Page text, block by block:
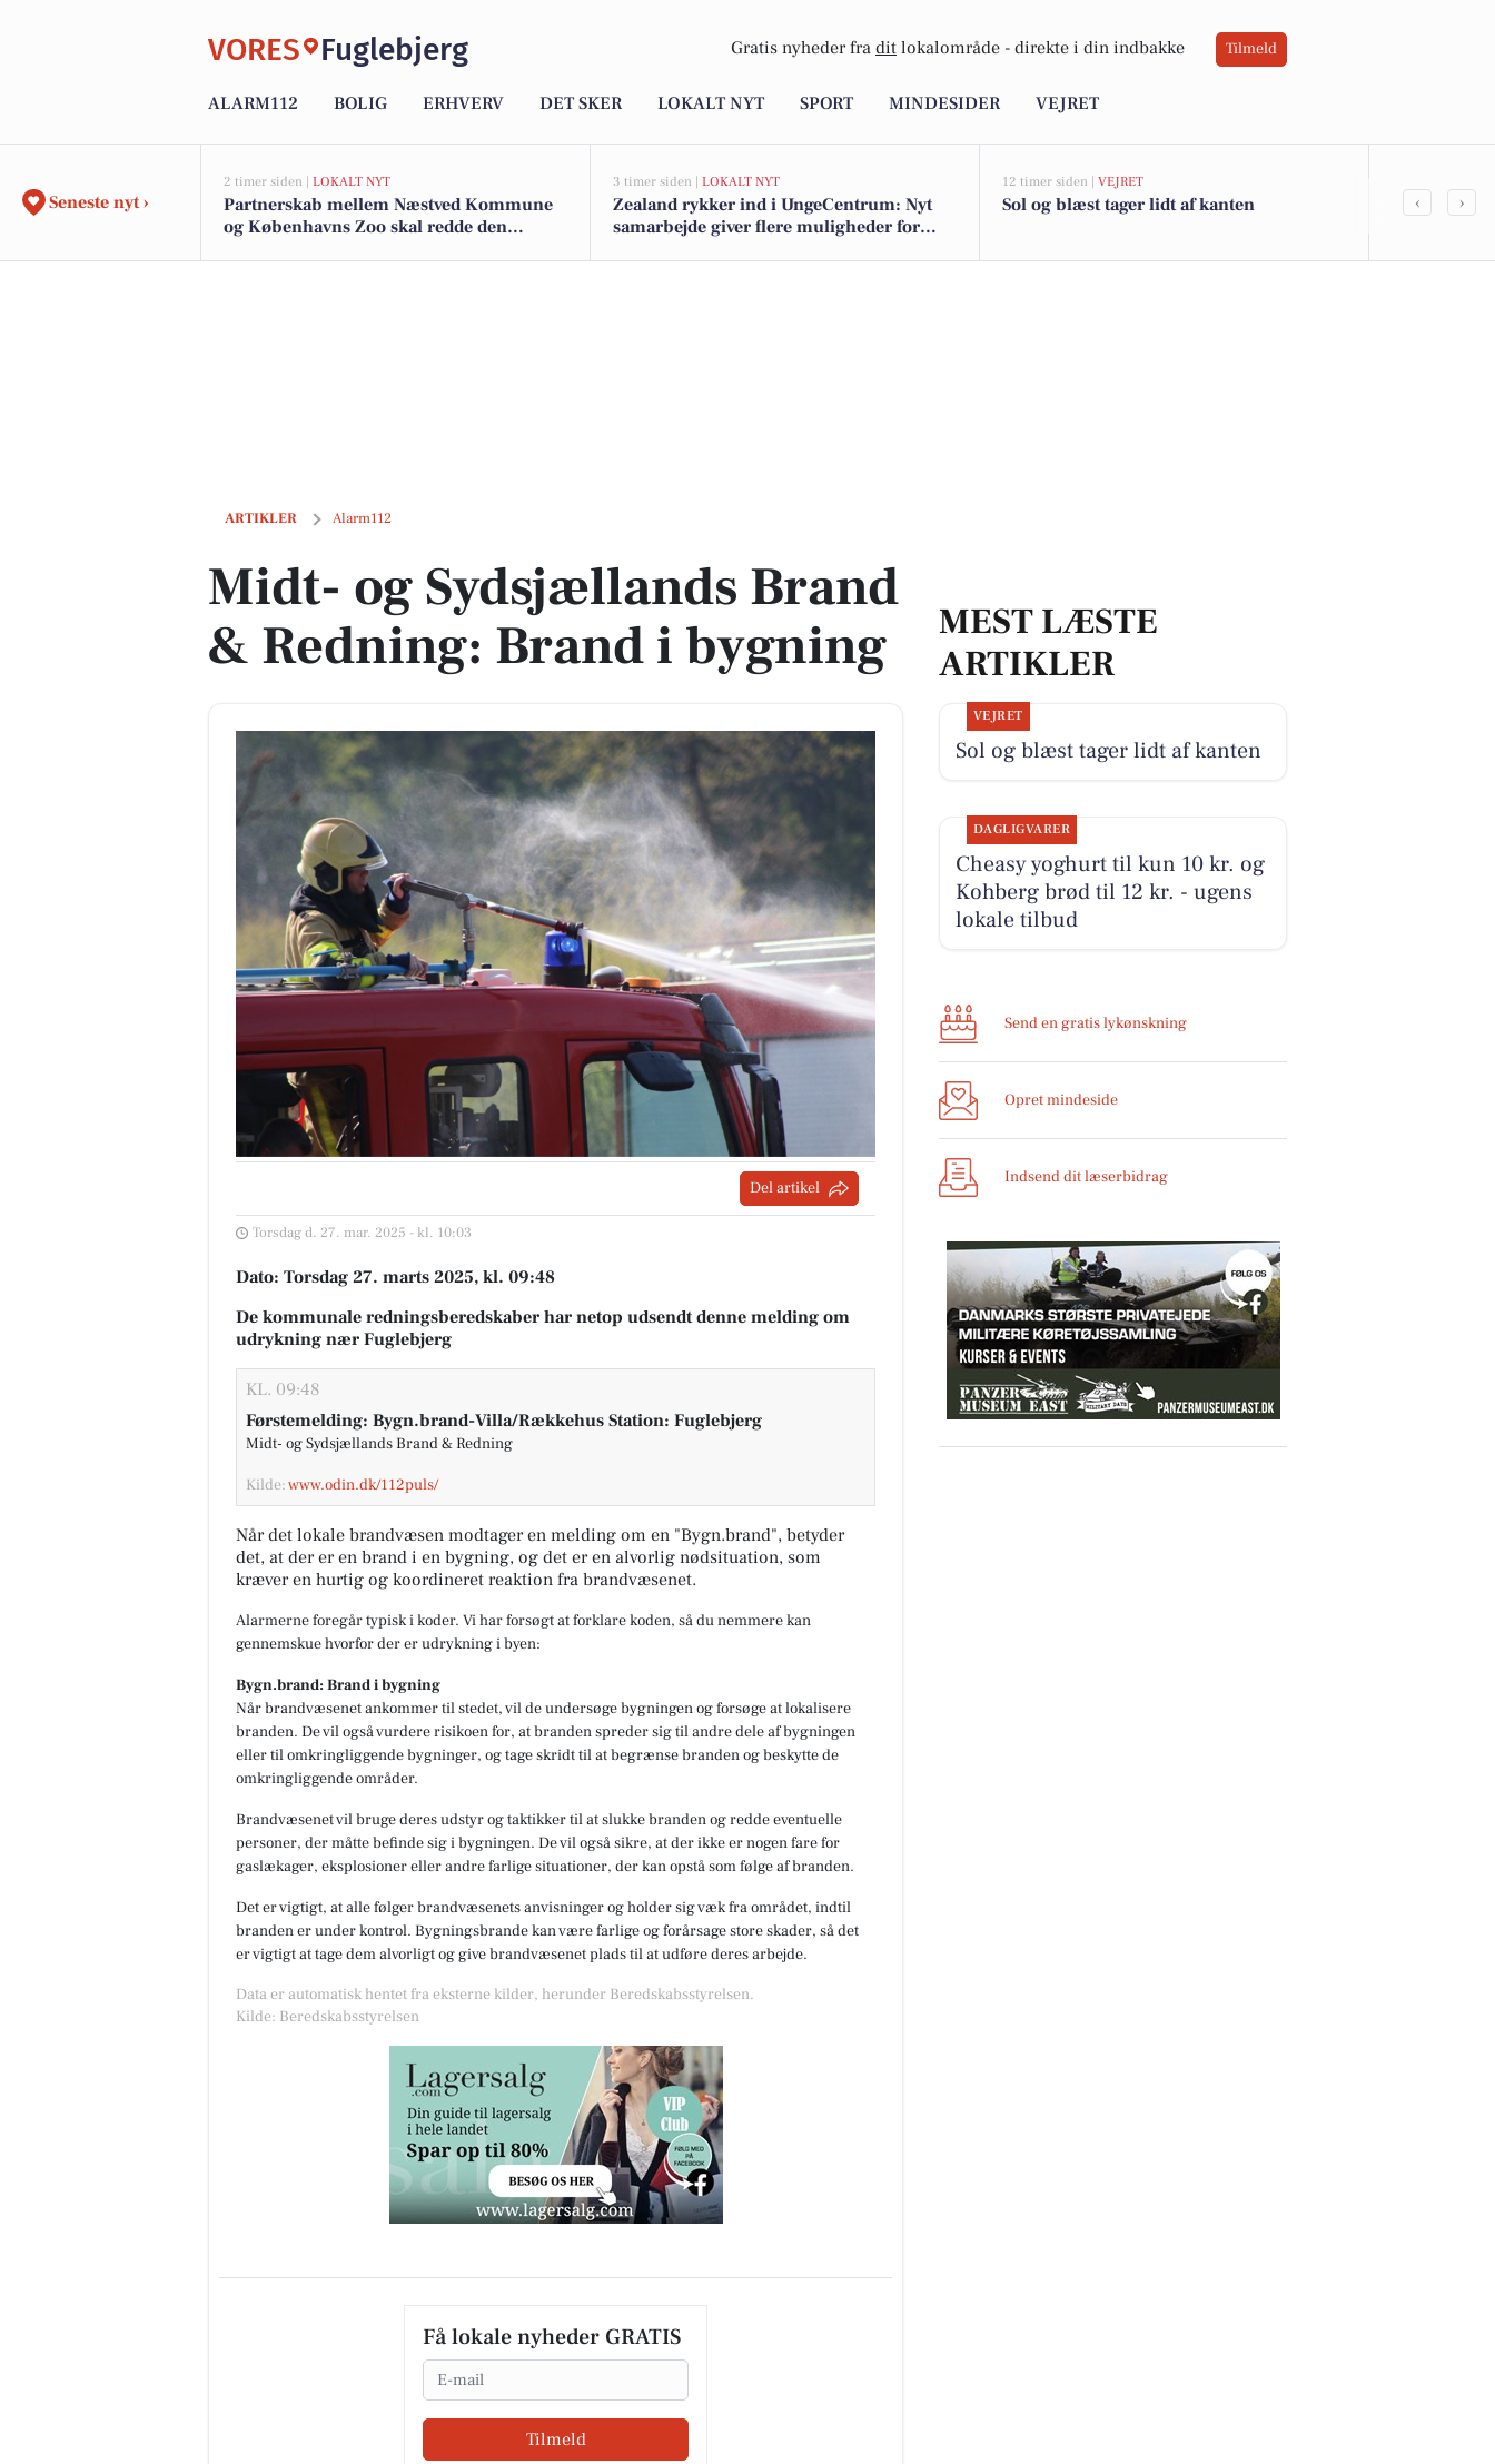
VORES Fuglebjerg Gratis nyheder fra dit lokalområde - direkte i din indbakke Tilmeld
ALARM112 BOLIG ERHVERV DET SKER LOKALT NYT SPORT MINDESIDER VEJRET
Seneste nyt ›
2 timer siden | LOKALT NYT
Partnerskab mellem Næstved Kommune
og Københavns Zoo skal redde den
3 timer siden | LOKALT NYT
Zealand rykker ind i UngeCentrum: Nyt
samarbejde giver flere muligheder for
12 timer siden | VEJRET
Sol og blæst tager lidt af kanten
Top 6 over
‹ ›
ARTIKLER Alarm112
Midt- og Sydsjællands Brand & Redning: Brand i bygning
Midt- og Sydsjællands Brand
& Redning: Brand i bygning
Del artikel
Torsdag d. 27. mar. 2025 - kl. 10:03
Dato: Torsdag 27. marts 2025, kl. 09:48
De kommunale redningsberedskaber har netop udsendt denne melding om
udrykning nær Fuglebjerg
KL. 09:48
Førstemelding: Bygn.brand-Villa/Rækkehus Station: Fuglebjerg
Midt- og Sydsjællands Brand & Redning
Kilde:www.odin.dk/112puls/
Når det lokale brandvæsen modtager en melding om en "Bygn.brand", betyder
det, at der er en brand i en bygning, og det er en alvorlig nødsituation, som
kræver en hurtig og koordineret reaktion fra brandvæsenet.
Alarmerne foregår typisk i koder. Vi har forsøgt at forklare koden, så du nemmere kan
gennemskue hvorfor der er udrykning i byen:
Bygn.brand: Brand i bygning
Når brandvæsenet ankommer til stedet, vil de undersøge bygningen og forsøge at lokalisere
branden. De vil også vurdere risikoen for, at branden spreder sig til andre dele af bygningen
eller til omkringliggende bygninger, og tage skridt til at begrænse branden og beskytte de
omkringliggende områder.
Brandvæsenet vil bruge deres udstyr og taktikker til at slukke branden og redde eventuelle
personer, der måtte befinde sig i bygningen. De vil også sikre, at der ikke er nogen fare for
gaslækager, eksplosioner eller andre farlige situationer, der kan opstå som følge af branden.
Det er vigtigt, at alle følger brandvæsenets anvisninger og holder sig væk fra området, indtil
branden er under kontrol. Bygningsbrande kan være farlige og forårsage store skader, så det
er vigtigt at tage dem alvorligt og give brandvæsenet plads til at udføre deres arbejde.
Data er automatisk hentet fra eksterne kilder, herunder Beredskabsstyrelsen.
Kilde: Beredskabsstyrelsen
Få lokale nyheder GRATIS
Email
Tilmeld
MEST LÆSTE
ARTIKLER
VEJRET
Sol og blæst tager lidt af kanten
DAGLIGVARER
Cheasy yoghurt til kun 10 kr. og
Kohberg brød til 12 kr. - ugens
lokale tilbud
Send en gratis lykønskning
Opret mindeside
Indsend dit læserbidrag